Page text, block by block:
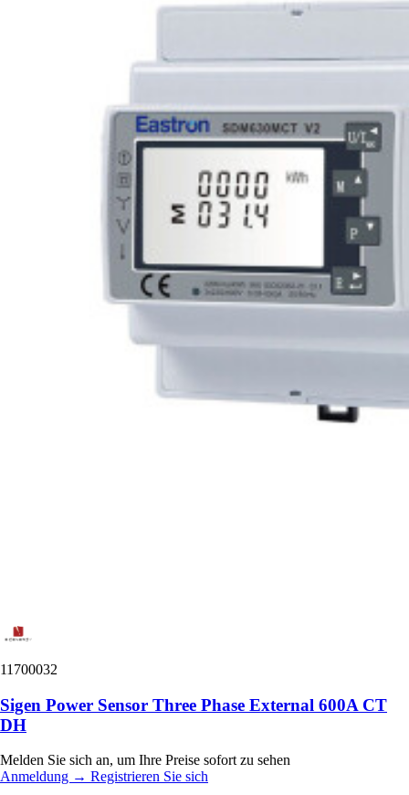
11700032
Sigen Power Sensor Three Phase External 600A CT
DH
Melden Sie sich an, um Ihre Preise sofort zu sehen
Anmeldung → Registrieren Sie sich